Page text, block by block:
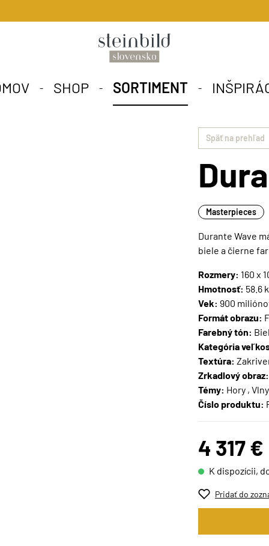
SHOP SORTIMENT
Späť na prehľad
Masterpieces
Durante Wave
biele a čierne
Rozmery: 160 x
Hmotnosť: 58.6
Vek: 900
Formát obrazu:
Farebný tón:
Kategória
Textúra:
Zrkadlový obraz:
Témy: Hory ,
Číslo produktu:
4 317 €
K dispozícii,
Pridať do